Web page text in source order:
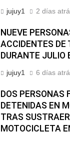
jujuy1 2 días
NUEVE
ACCIDENTES DE
DURANTE JULIO
jujuy1 6 días
DOS PERSONAS
DETENIDAS EN
TRAS
MOTOCICLETA